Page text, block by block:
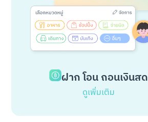
ฝาก โอน ถอนเงินสด
ดูเพิ่มเติม